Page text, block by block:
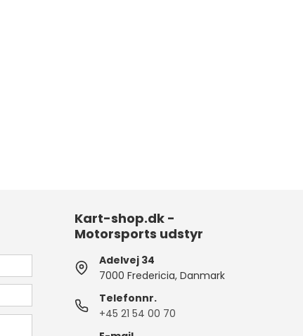
Kart-shop.dk -
Motorsports udstyr
Adelvej 34
7000 Fredericia, Danmark
Telefonnr.
+45 21 54 00 70